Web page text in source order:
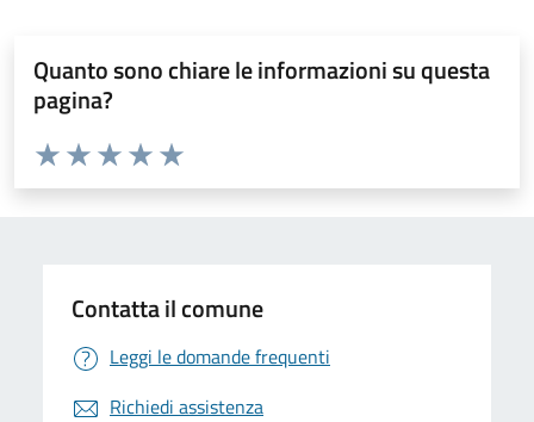
Quanto sono chiare le informazioni su questa
pagina?
Valuta da 1 a 5 stelle la pagina
Valuta 5 stelle su 5
Valuta 4 stelle su 5
Valuta 3 stelle su 5
Valuta 2 stelle su 5
Valuta 1 stelle su 5
Contatta il comune
Leggi le domande frequenti
Richiedi assistenza